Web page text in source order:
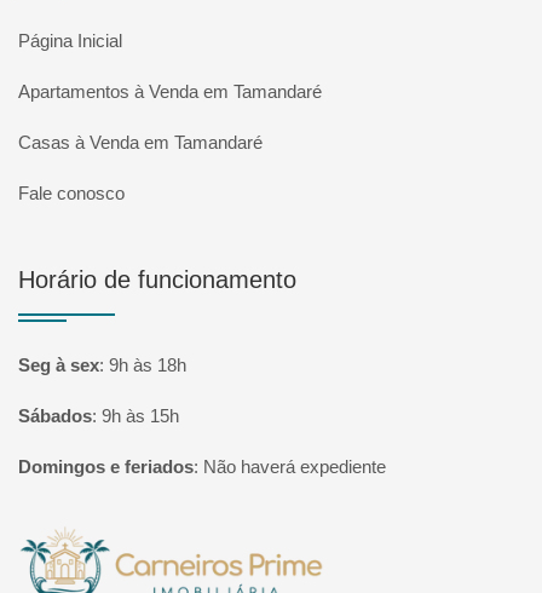
Página Inicial
Apartamentos à Venda em Tamandaré
Casas à Venda em Tamandaré
Fale conosco
Horário de funcionamento
Seg à sex: 9h às 18h
Sábados: 9h às 15h
Domingos e feriados: Não haverá expediente
Página inicial